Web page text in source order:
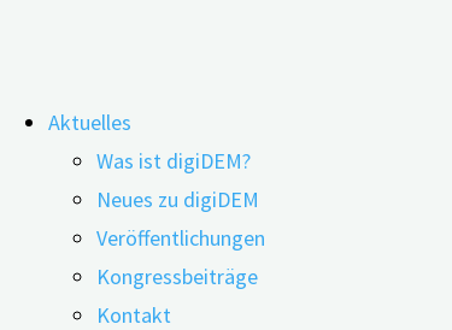
Inhalt
springen
Aktuelles
Was ist digiDEM?
Neues zu digiDEM
Veröffentlichungen
Kongressbeiträge
Kontakt
Schlagwort:Nachtschichten
Höheres Demenzrisiko durch